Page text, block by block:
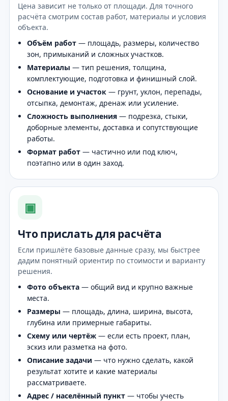
Цена зависит не только от площади. Для точного
расчёта смотрим состав работ, материалы и условия
объекта.
Объём работ — площадь, размеры, количество
зон, примыканий и сложных участков.
Материалы — тип решения, толщина,
комплектующие, подготовка и финишный слой.
Основание и участок — грунт, уклон, перепады,
отсыпка, демонтаж, дренаж или усиление.
Сложность выполнения — подрезка, стыки,
доборные элементы, доставка и сопутствующие
работы.
Формат работ — частично или под ключ,
поэтапно или в один заход.
▣
Что прислать для расчёта
Если пришлёте базовые данные сразу, мы быстрее
дадим понятный ориентир по стоимости и варианту
решения.
Фото объекта — общий вид и крупно важные
места.
Размеры — площадь, длина, ширина, высота,
глубина или примерные габариты.
Схему или чертёж — если есть проект, план,
эскиз или разметка на фото.
Описание задачи — что нужно сделать, какой
результат хотите и какие материалы
рассматриваете.
Адрес / населённый пункт — чтобы учесть